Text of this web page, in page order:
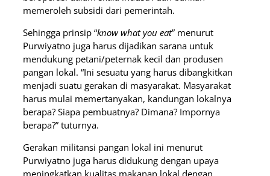
memeroleh subsidi dari pemerintah.
Sehingga prinsip “know what you eat” menurut
Purwiyatno juga harus dijadikan sarana untuk
mendukung petani/peternak kecil dan produsen
pangan lokal. “Ini sesuatu yang harus dibangkitkan
menjadi suatu gerakan di masyarakat. Masyarakat
harus mulai memertanyakan, kandungan lokalnya
berapa? Siapa pembuatnya? Dimana? Impornya
berapa?” tuturnya.
Gerakan militansi pangan lokal ini menurut
Purwiyatno juga harus didukung dengan upaya
meningkatkan kualitas makanan lokal dengan